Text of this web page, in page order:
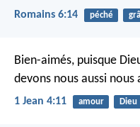
Romains 6:14 péché
Bien-aimés, puisque
devons nous aussi nous
1 Jean 4:11 amour Dieu